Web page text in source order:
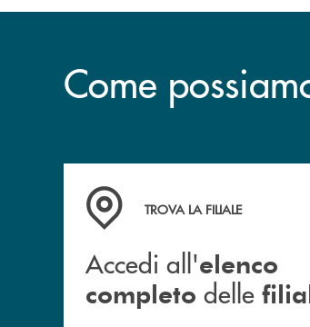
Come
Accedi all' elenco completo delle
TROVA LA FILIALE
Accedi all'elenco
completo delle